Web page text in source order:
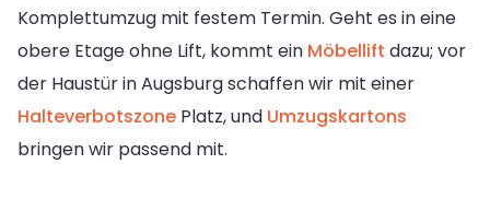
Komplettumzug mit festem Termin. Geht es in eine
obere Etage ohne Lift, kommt ein Möbellift dazu; vor
der Haustür in Augsburg schaffen wir mit einer
Halteverbotszone Platz, und Umzugskartons
bringen wir passend mit.